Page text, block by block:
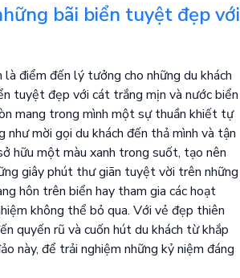
bãi biển tuyệt đẹp với
điểm đến lý tưởng cho những du khách
tuyệt đẹp với cát trắng mịn và nước biển
mang trong mình một sự thuần khiết tự
như mời gọi du khách đến thả mình và tận
hữu một màu xanh trong suốt, tạo nên
giây phút thư giãn tuyệt vời trên những
hôn trên biển hay tham gia các hoạt
không thể bỏ qua. Với vẻ đẹp thiên
quyến rũ và cuốn hút du khách từ khắp
này, để trải nghiệm những kỷ niệm đáng